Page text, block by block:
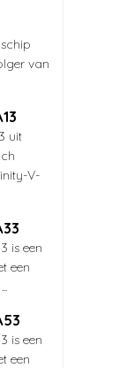
van
uit
V-
is een
een
is een
een